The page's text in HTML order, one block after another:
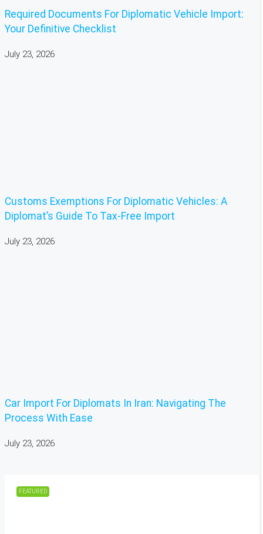
Required Documents For Diplomatic Vehicle Import:
Your Definitive Checklist
July 23, 2026
Customs Exemptions For Diplomatic Vehicles: A
Diplomat’s Guide To Tax-Free Import
July 23, 2026
Car Import For Diplomats In Iran: Navigating The
Process With Ease
July 23, 2026
FEATURED